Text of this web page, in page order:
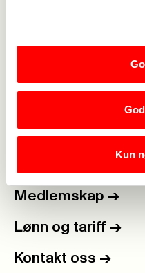
Kun
Brudd i
boligbyggelag
Medlemskap ->
Lønn og tariff ->
Kontakt oss ->